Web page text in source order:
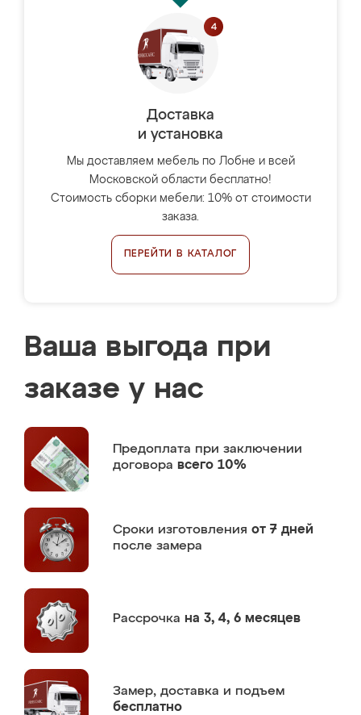
Доставка
и установка
Мы доставляем мебель по Лобне и всей
Московской области бесплатно!
Стоимость сборки мебели: 10% от стоимости
заказа.
ПЕРЕЙТИ В КАТАЛОГ
Ваша выгода при
заказе у нас
Предоплата при заключении
договора всего 10%
Сроки изготовления от 7 дней
после замера
Рассрочка на 3, 4, 6 месяцев
Замер, доставка и подъем
бесплатно